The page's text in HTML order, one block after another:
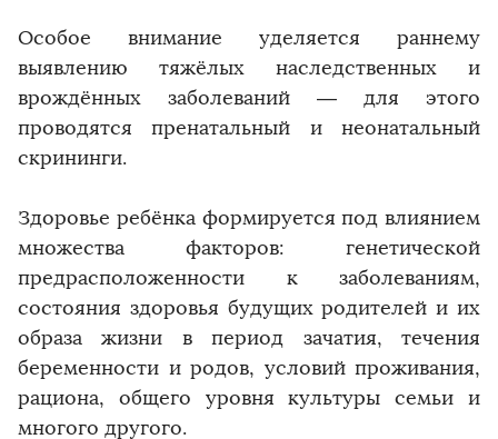
Особое внимание уделяется раннему
выявлению тяжёлых наследственных и
врождённых заболеваний — для этого
проводятся пренатальный и неонатальный
скрининги.
Здоровье ребёнка формируется под влиянием
множества факторов: генетической
предрасположенности к заболеваниям,
состояния здоровья будущих родителей и их
образа жизни в период зачатия, течения
беременности и родов, условий проживания,
рациона, общего уровня культуры семьи и
многого другого.